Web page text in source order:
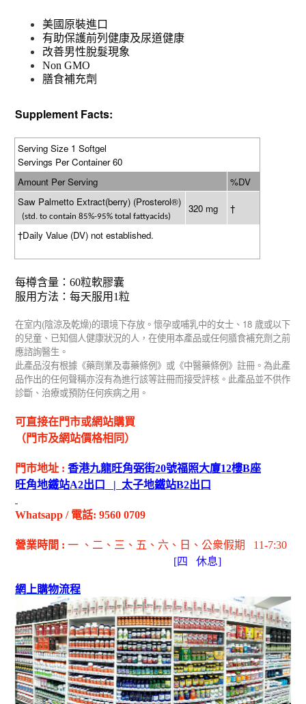
美國原裝進口
有助保護前列健康及尿道健康
改善男性脫髮現象
Non GMO
膳食補充劑
Supplement Facts:
Serving Size 1 Softgel
Servings Per Container 60
Amount Per Serving
%DV
Saw Palmetto Extract(berry) (Prosterol®)
(std. to contain 85%-95% total fattyacids)
320 mg †
†Daily Value (DV) not established.
每樽含量： 60粒軟膠囊
服用方法：每天服用 1粒
在室内(陰涼及乾燥)的環境下存放。懷孕或哺乳中的女士、 18 歲或以下
的兒童、已知個人健康狀況的人，在使用本產品或任何膳食補充劑之前
應諮詢醫生。
此產品沒有根據《藥劑業及毒藥條例》或《中醫藥條例》註冊。為此產
品作出的任何聲稱亦沒有為進行該等註冊而接受評核。此產品並不供作
診斷、治療或預防任何疾病之用。
可直接在門市或網站購買
（門市及網站價格相同）
門市地址 : 香港九龍旺角弼街20號福照大廈12樓B座
旺角地鐵站A2出 口 | 太子地鐵站B2出 口
Whatsapp / 電話: 9560 0709
營業時間 : 一 、二、三、五 、六 、日 、公衆假期
11-7:30
[四 休息]
網上購物流程